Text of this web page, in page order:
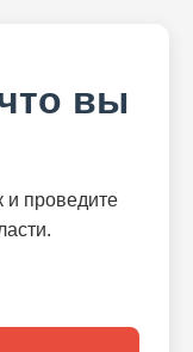
вы
и проведите